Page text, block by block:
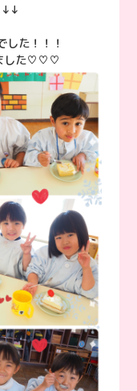
た！！！
した♡♡♡